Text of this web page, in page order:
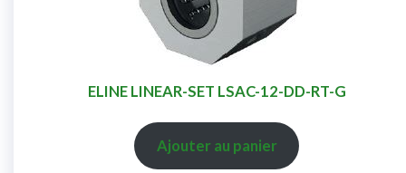
ELINE LINEAR-SET LSAC-12-DD-RT-G
Ajouter au panier